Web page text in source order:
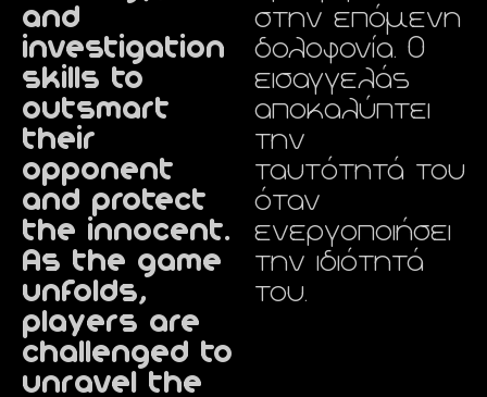
and
investigation
skills to
outsmart
their
opponent
and protect
the innocent.
As the game
unfolds,
players are
challenged to
unravel the
στην επόμενη
δολοφονία. Ο
εισαγγελάς
αποκαλύπτει
την
ταυτότητά του
όταν
ενεργοποιήσει
την ιδιότητά
του.